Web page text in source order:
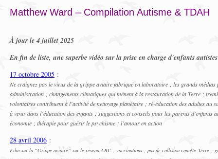
Matthew Ward – Compilation Autisme & TDAH
À jour le 4 juillet 2025
En fin de liste, une superbe vidéo sur la prise en charge d'enfants
17 octobre 2005 :
Ne craignez pas le virus de la grippe aviaire fabriqué en laboratoire ; les grands
administration ; changements climatiques qui mènent à la restauration de la Terre ;
volontaires contribuent à l’activité de nettoyage planétaire ; ré-éducation des adultes au
à venir dans l’éducation des enfants ; suggestions et conseils pour les parents d’enfants
économie ; thérapie pour guérir le psychisme ; l’amour en action
28 avril 2006 :
Film sur la “Grippe aviaire” sur le réseau ABC ; vaccinations ; pas de collision comète-Terre ;